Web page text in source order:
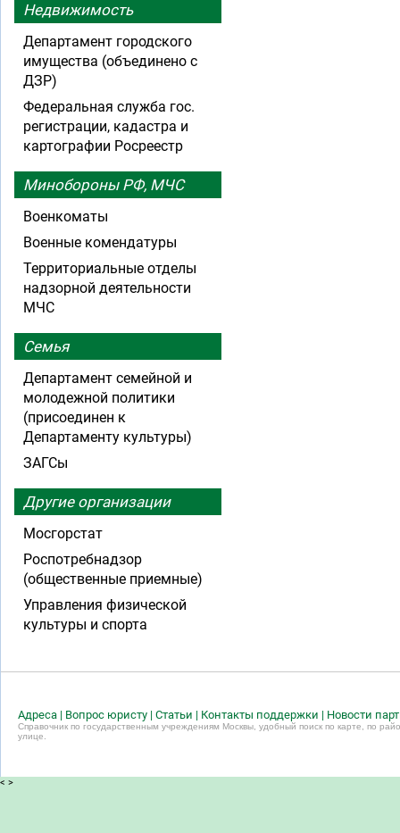
Недвижимость
Департамент городского
имущества (объединено с
ДЗР)
Федеральная служба гос.
регистрации, кадастра и
картографии Росреестр
Минобороны РФ, МЧС
Военкоматы
Военные комендатуры
Территориальные отделы
надзорной деятельности
МЧС
Семья
Департамент семейной и
молодежной политики
(присоединен к
Департаменту культуры)
ЗАГСы
Другие организации
Мосгорстат
Роспотребнадзор
(общественные приемные)
Управления физической
культуры и спорта
Адреса | Вопрос юристу | Статьи | Контакты поддержки | Новости
Справочник по государственным учреждениям Москвы, удобный поиск по карте, по
улице.
< >